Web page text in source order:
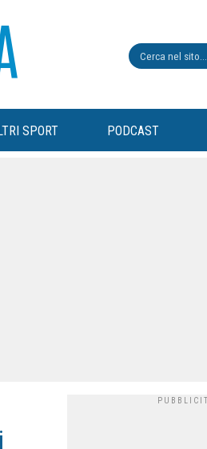
SPORT PODCAST